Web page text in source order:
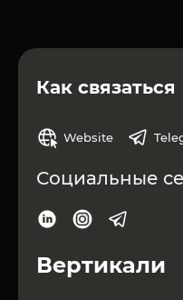
Как связаться
Website
Социальные
Вертикали